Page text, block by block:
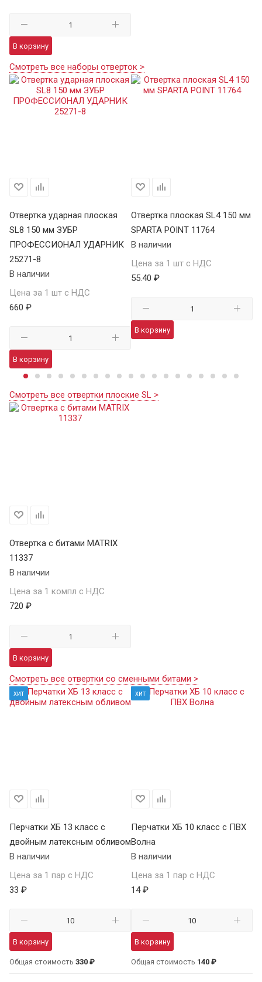
В корзину
Смотреть все наборы отверток >
Отвертка ударная плоская
SL8 150 мм ЗУБР
ПРОФЕССИОНАЛ УДАРНИК
25271-8
В наличии
Цена за 1 шт с НДС
660 ₽
В корзину
Отвертка плоская SL4 150 мм
SPARTA POINT 11764
В наличии
Цена за 1 шт с НДС
55.40 ₽
В корзину
Смотреть все отвертки плоские SL >
Отвертка с битами MATRIX
11337
В наличии
Цена за 1 компл с НДС
720 ₽
В корзину
Смотреть все отвертки со сменными битами >
хит
Перчатки ХБ 13 класс с
двойным латексным обливом
В наличии
Цена за 1 пар с НДС
33 ₽
В корзину
Общая стоимость 330 ₽
хит
Перчатки ХБ 10 класс с ПВХ
Волна
В наличии
Цена за 1 пар с НДС
14 ₽
В корзину
Общая стоимость 140 ₽